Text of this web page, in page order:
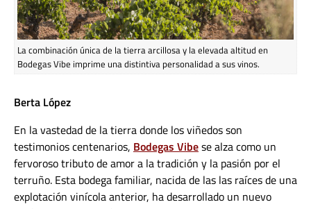
La combinación única de la tierra arcillosa y la elevada altitud en
Bodegas Vibe imprime una distintiva personalidad a sus vinos.
Berta López
En la vastedad de la tierra donde los viñedos son
testimonios centenarios, Bodegas Vibese alza como un
fervoroso tributo de amor a la tradición y la pasión por el
terruño. Esta bodega familiar, nacida de las las raíces de una
explotación vinícola anterior, ha desarrollado un nuevo